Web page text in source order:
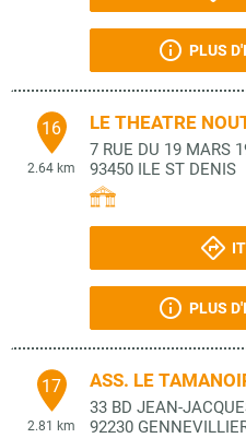
PLUS
16
2.64 km
LE THEATRE
7 RUE DU 19 MARS
93450 ILE ST DENIS
PLUS
17
2.81 km
ASS. LE
33 BD JEAN-
92230